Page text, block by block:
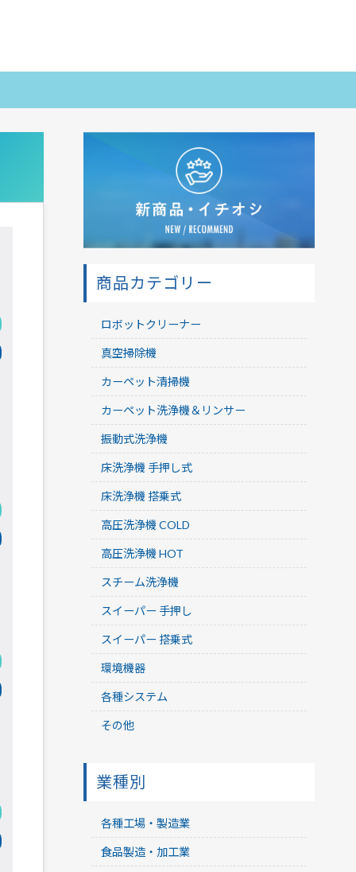
商品カテゴリー
ロボットクリーナー
真空掃除機
カーペット清掃機
カーペット洗浄機＆リンサー
振動式洗浄機
床洗浄機 手押し式
床洗浄機 搭乗式
高圧洗浄機 COLD
高圧洗浄機 HOT
スチーム洗浄機
スイーパー 手押し
スイーパー 搭乗式
環境機器
各種システム
その他
業種別
各種工場・製造業
食品製造・加工業